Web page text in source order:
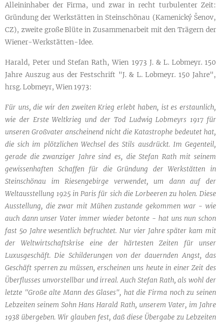
Alleininhaber der Firma, und zwar in recht turbulenter Zeit:
Gründung der Werkstätten in Steinschönau (Kamenický Šenov,
CZ), zweite große Blüte in Zusammenarbeit mit den Trägern der
Wiener-Werkstätten-Idee.
Harald, Peter und Stefan Rath, Wien 1973 J. & L. Lobmeyr. 150
Jahre Auszug aus der Festschrift "J. & L. Lobmeyr. 150 Jahre",
hrsg. Lobmeyr, Wien 1973:
Für uns, die wir den zweiten Krieg erlebt haben, ist es erstaunlich,
wie der Erste Weltkrieg und der Tod Ludwig Lobmeyrs 1917 für
unseren Großvater anscheinend nicht die Katastrophe bedeutet hat,
die sich im plötzlichen Wechsel des Stils ausdrückt. Im Gegenteil,
gerade die zwanziger Jahre sind es, die Stefan Rath mit seinem
gewissenhaften Schaffen für die Gründung der Werkstätten in
Steinschönau im Riesengebirge verwendet, um dann auf der
Weltausstellung 1925 in Paris für sich die Lorbeeren zu holen. Diese
Ausstellung, die zwar mit Mühen zustande gekommen war - wie
auch dann unser Vater immer wieder betonte - hat uns nun schon
fast 50 Jahre wesentlich befruchtet. Nur vier Jahre später kam mit
der Weltwirtschaftskrise eine der härtesten Zeiten für unser
Luxusgeschäft. Die Schilderungen von der dauernden Angst, das
Geschäft sperren zu müssen, erscheinen uns heute in einer Zeit des
Überflusses unvorstellbar und irreal. Auch Stefan Rath, als wohl der
letzte "Große alte Mann des Glases", hat die Firma noch zu seinen
Lebzeiten seinem Sohn Hans Harald Rath, unserem Vater, im Jahre
1938 übergeben. Wir glauben fest, daß diese Übergabe zu Lebzeiten